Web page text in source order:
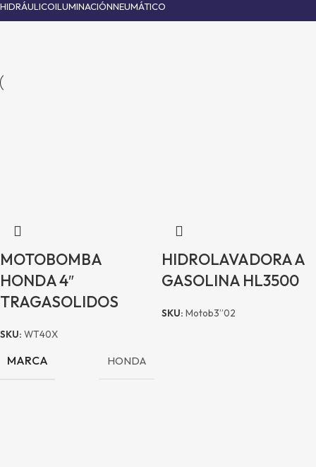
HIDRÁULICOILUMINACIÓNNEUMÁTICO
MOTOBOMBA
HONDA 4″
TRAGASOLIDOS
SKU: WT40X
MARCA HONDA
HIDROLAVADORA A
GASOLINA HL3500
SKU: Motob3”02